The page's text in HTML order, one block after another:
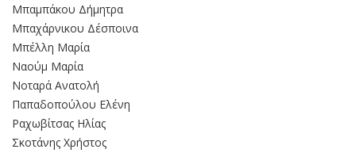
Μπαμπάκου Δήμητρα
Μπαχάρνικου Δέσποινα
Μπέλλη Μαρία
Ναούμ Μαρία
Νοταρά Ανατολή
Παπαδοπούλου Ελένη
Ραχωβίτσας Ηλίας
Σκοτάνης Χρήστος